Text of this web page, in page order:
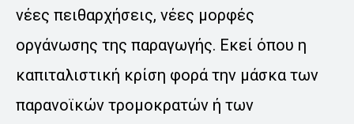
νέες πειθαρχήσεις, νέες μορφές
οργάνωσης της παραγωγής. Εκεί όπου η
καπιταλιστική κρίση φορά την μάσκα των
παρανοϊκών τρομοκρατών ή των